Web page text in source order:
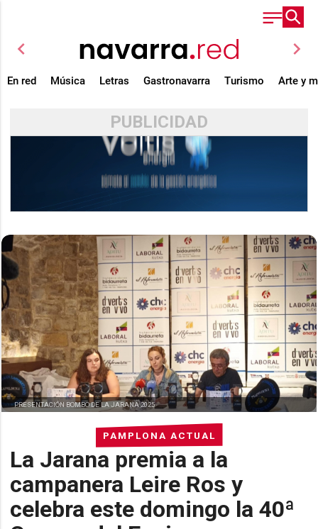
chevron_left chevron_right
En red Música Letras Gastronavarra Turismo Arte y
PUBLICIDAD
PAMPLONA ACTUAL
La Jarana premia a la
campanera Leire Ros y
celebra este domingo la 40ª
PRESENTACIÓN BOMBO DE LA JARANA 2025